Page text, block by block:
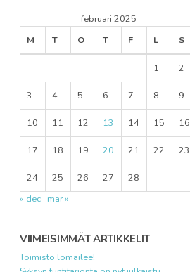
februari 2025
M
T O T F L S
1 2
3 4 5 6 7 8 9
10 11 12 13 14 15 16
17 18 19 20 21 22 23
24 25 26 27
28
« dec mar »
VIIMEISIMMÄT ARTIKKELIT
Toimisto lomailee!